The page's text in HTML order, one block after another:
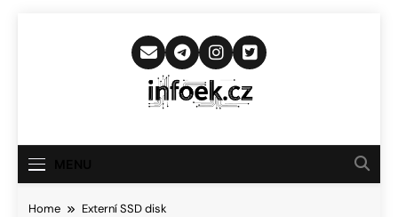
Infoek.cz
Novinkám
Home Externí SSD disk